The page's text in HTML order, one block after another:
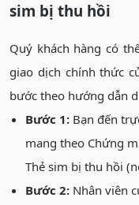
sim bị thu hồi
Quý khách hàng có
giao dịch chính thức
bước theo hướng dẫn
Bước 1: Bạn đến
mang theo Chứng
Thẻ sim bị thu hồi
Bước 2: Nhân viên